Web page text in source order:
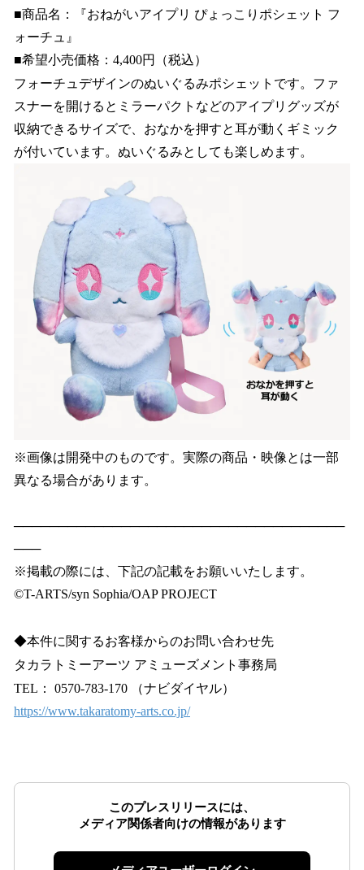
■商品名：『おねがいアイプリ ぴょっこりポシェット フ
ォーチュ』
■希望小売価格：4,400円（税込）
フォーチュデザインのぬいぐるみポシェットです。ファ
スナーを開けるとミラーパクトなどのアイプリグッズが
収納できるサイズで、おなかを押すと耳が動くギミック
が付いています。ぬいぐるみとしても楽しめます。
※画像は開発中のものです。実際の商品・映像とは一部
異なる場合があります。
─────────────────────────────────────
───
※掲載の際には、下記の記載をお願いいたします。
©T-ARTS/syn Sophia/OAP PROJECT
◆本件に関するお客様からのお問い合わせ先
タカラトミーアーツ アミューズメント事務局
TEL： 0570-783-170 （ナビダイヤル）
https://www.takaratomy-arts.co.jp/
このプレスリリースには、
メディア関係者向けの情報があります